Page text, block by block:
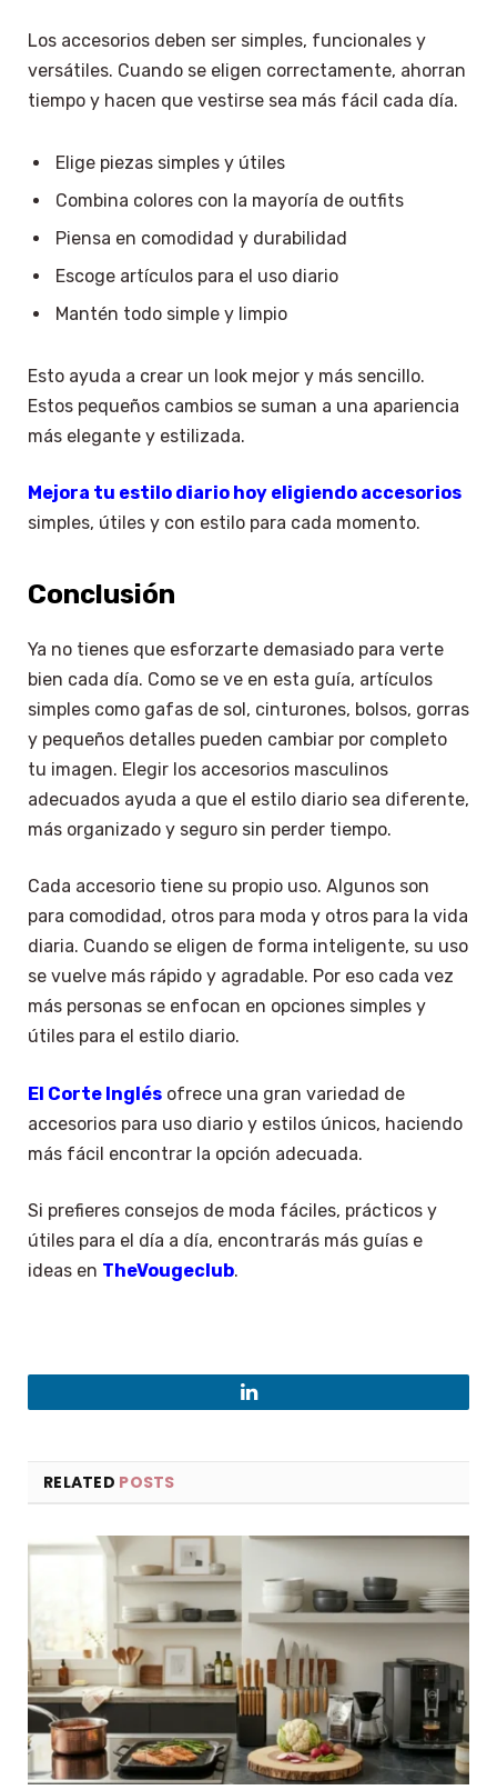
Los accesorios deben ser simples, funcionales y
versátiles. Cuando se eligen correctamente, ahorran
tiempo y hacen que vestirse sea más fácil cada día.
Elige piezas simples y útiles
Combina colores con la mayoría de outfits
Piensa en comodidad y durabilidad
Escoge artículos para el uso diario
Mantén todo simple y limpio
Esto ayuda a crear un look mejor y más sencillo.
Estos pequeños cambios se suman a una apariencia
más elegante y estilizada.
Mejora tu estilo diario hoy eligiendo accesorios
simples, útiles y con estilo para cada momento.
Conclusión
Ya no tienes que esforzarte demasiado para verte
bien cada día. Como se ve en esta guía, artículos
simples como gafas de sol, cinturones, bolsos, gorras
y pequeños detalles pueden cambiar por completo
tu imagen. Elegir los accesorios masculinos
adecuados ayuda a que el estilo diario sea diferente,
más organizado y seguro sin perder tiempo.
Cada accesorio tiene su propio uso. Algunos son
para comodidad, otros para moda y otros para la vida
diaria. Cuando se eligen de forma inteligente, su uso
se vuelve más rápido y agradable. Por eso cada vez
más personas se enfocan en opciones simples y
útiles para el estilo diario.
El Corte Inglés ofrece una gran variedad de
accesorios para uso diario y estilos únicos, haciendo
más fácil encontrar la opción adecuada.
Si prefieres consejos de moda fáciles, prácticos y
útiles para el día a día, encontrarás más guías e
ideas en TheVougeclub.
LinkedIn
RELATED POSTS